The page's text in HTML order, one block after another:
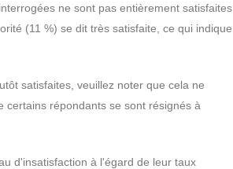
ne sont pas entièrement satisfaites
(11 %) se dit très satisfaite, ce qui indique
satisfaites, veuillez noter que cela ne
certains répondants se sont résignés à
d'insatisfaction à l'égard de leur taux